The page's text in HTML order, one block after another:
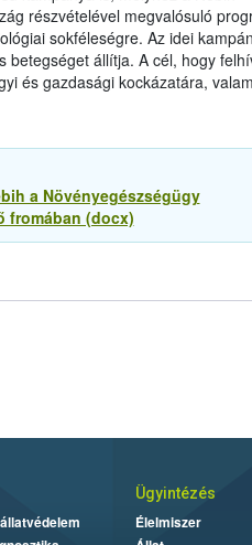
részvételével megvalósuló
sokféleségre. Az idei
betegséget állítja. A cél, hogy
és gazdasági kockázatára,
a Növényegészségügy
fromában (docx)
Ügyintézés
Élelmiszer